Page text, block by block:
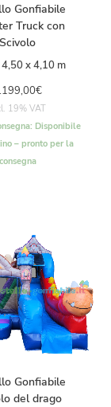
Gonfiabile
Truck con
Scivolo
x 4,10 m
€
19% VAT
Disponibile
– pronto per la
consegna
Gonfiabile
del drago